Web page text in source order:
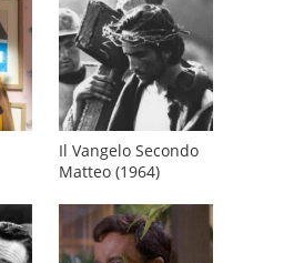
Il Vangelo Secondo
Matteo (1964)